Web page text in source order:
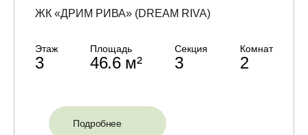
ЖК «ДРИМ РИВА» (DREAM RIVA)
Этаж
3
Площадь
46.6 м²
Секция
3
Комнат
2
Подробнее